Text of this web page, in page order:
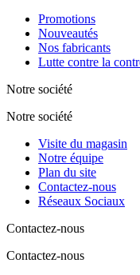
Promotions
Nouveautés
Nos fabricants
Lutte contre la
Notre société
Notre société
Visite du magasin
Notre équipe
Plan du site
Contactez-nous
Réseaux Sociaux
Contactez-nous
Contactez-nous